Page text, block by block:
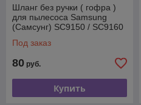
Шланг без ручки ( гофра )
для пылесоса Samsung
(Самсунг) SC9150 / SC9160
Под заказ
80 руб.
Купить